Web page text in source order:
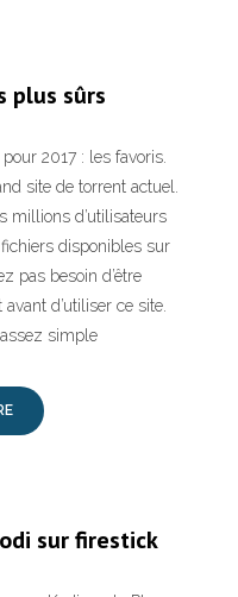
plus sûrs
2017 : les favoris.
site de torrent actuel.
millions d’utilisateurs
disponibles sur
pas besoin d’être
d’utiliser ce site.
simple
sur firestick